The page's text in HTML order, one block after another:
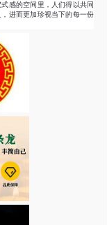
感的空间里，人们得以共同
进而更加珍视当下的每一份